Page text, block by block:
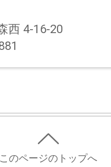
西 4-16-20
このページのトップへ